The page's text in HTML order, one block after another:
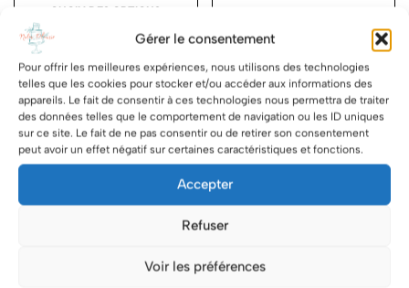
Gérer le consentement
Pour offrir les meilleures expériences, nous utilisons des technologies
telles que les cookies pour stocker et/ou accéder aux informations des
appareils. Le fait de consentir à ces technologies nous permettra de traiter
des données telles que le comportement de navigation ou les ID uniques
sur ce site. Le fait de ne pas consentir ou de retirer son consentement
peut avoir un effet négatif sur certaines caractéristiques et fonctions.
Accepter
Refuser
Voir les préférences
CHOIX DES OPTIONS